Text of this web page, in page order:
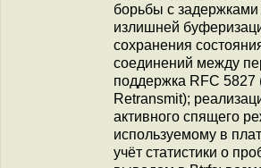
борьбы с задержками
излишней
сохранения
соединений между
поддержка RFC 5827
Retransmit);
активного спящего
используемому в
учёт статистики о